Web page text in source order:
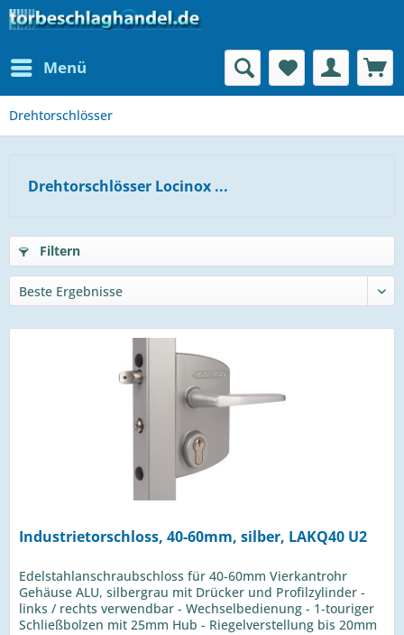
Menü
Drehtorschlösser
Drehtorschlösser Locinox ...
Filtern
Industrietorschloss, 40-60mm, silber, LAKQ40 U2
Edelstahlanschraubschloss für 40-60mm Vierkantrohr
Gehäuse ALU, silbergrau mit Drücker und Profilzylinder -
links / rechts verwendbar - Wechselbedienung - 1-touriger
Schließbolzen mit 25mm Hub - Riegelverstellung bis 20mm